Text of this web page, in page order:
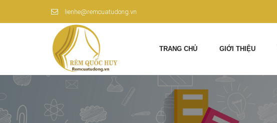
lienhe@remcuatudong.vn
TRANG CHỦ GIỚI THIỆU